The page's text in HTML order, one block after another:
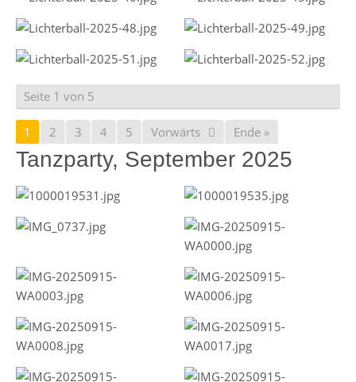
Seite 1 von 5
1 2 3 4 5 Vorwärts Ende »
Tanzparty, September 2025